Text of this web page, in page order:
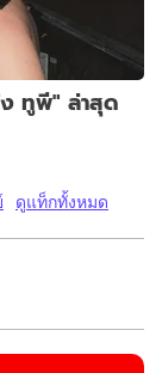
ทูพี" ล่าสุด
ดูแท็กทั้งหมด